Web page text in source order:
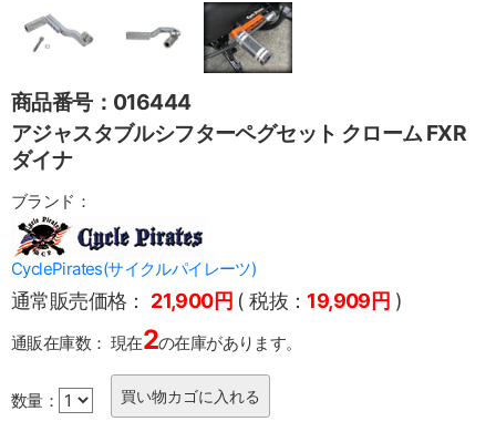
商品番号：016444
アジャスタブルシフターペグセット クローム FXR
ダイナ
ブランド：
CyclePirates(サイクルパイレーツ)
通常販売価格： 21,900円 ( 税抜： 19,909円 )
通販在庫数： 現在2の在庫があります。
数量：